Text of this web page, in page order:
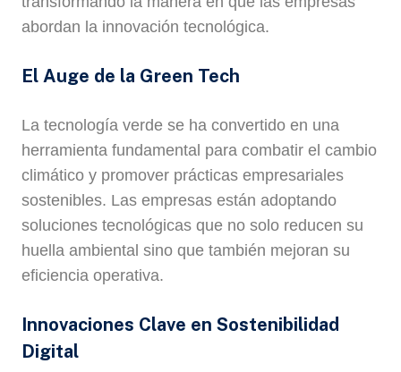
abordan la innovación tecnológica.
El Auge de la Green Tech
La tecnología verde se ha convertido en una
herramienta fundamental para combatir el cambio
climático y promover prácticas empresariales
sostenibles. Las empresas están adoptando
soluciones tecnológicas que no solo reducen su
huella ambiental sino que también mejoran su
eficiencia operativa.
Innovaciones Clave en Sostenibilidad
Digital